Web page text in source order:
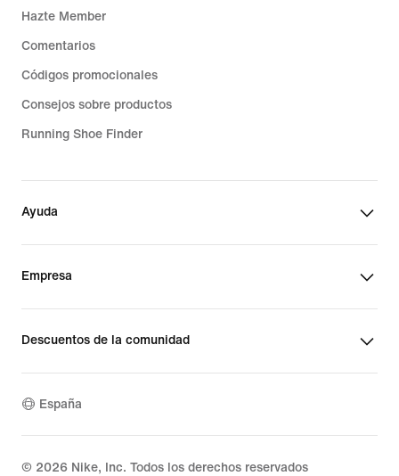
Hazte Member
Comentarios
Códigos promocionales
Consejos sobre productos
Running Shoe Finder
Ayuda
Empresa
Descuentos de la comunidad
España
© 2026 Nike, Inc. Todos los derechos reservados